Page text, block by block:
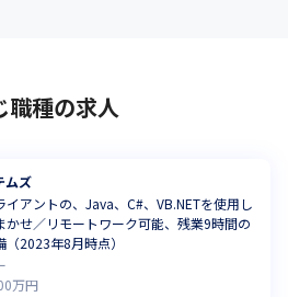
職種の求人
ムズ
アントの、Java、C#、VB.NETを使用し
かせ／リモートワーク可能、残業9時間の
2023年8月時点）
万円